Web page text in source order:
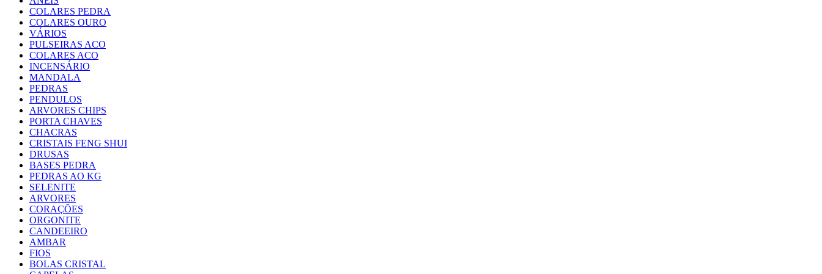
COLARES PEDRA
COLARES OURO
VÁRIOS
PULSEIRAS ACO
COLARES ACO
INCENSÁRIO
MANDALA
PEDRAS
PENDULOS
ARVORES CHIPS
PORTA CHAVES
CHACRAS
CRISTAIS FENG SHUI
DRUSAS
BASES PEDRA
PEDRAS AO KG
SELENITE
ARVORES
CORAÇÕES
ORGONITE
CANDEEIRO
AMBAR
FIOS
BOLAS CRISTAL